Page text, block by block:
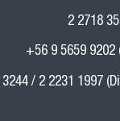
2 2718
+56 9 5659 9202
3244 / 2 2231 1997